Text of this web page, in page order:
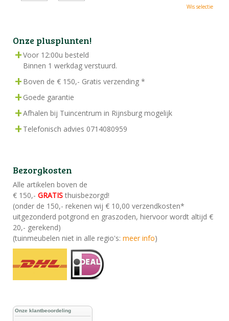
Wis selectie
Onze plusplunten!
Voor 12:00u besteld
Binnen 1 werkdag verstuurd.
Boven de € 150,- Gratis verzending *
Goede garantie
Afhalen bij Tuincentrum in Rijnsburg mogelijk
Telefonisch advies 0714080959
Bezorgkosten
Alle artikelen boven de
€ 150,- GRATIS thuisbezorgd!
(onder de 150,- rekenen wij € 10,00 verzendkosten*
uitgezonderd potgrond en graszoden, hiervoor wordt altijd €
20,- gerekend)
(tuinmeubelen niet in alle regio's: meer info)